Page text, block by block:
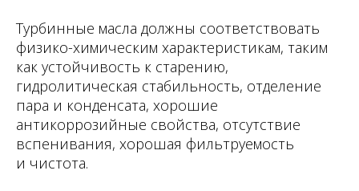
Турбинные масла должны соответствовать
физико-химическим характеристикам, таким
как устойчивость к старению,
гидролитическая стабильность, отделение
пара и конденсата, хорошие
антикоррозийные свойства, отсутствие
вспенивания, хорошая фильтруемость
и чистота.